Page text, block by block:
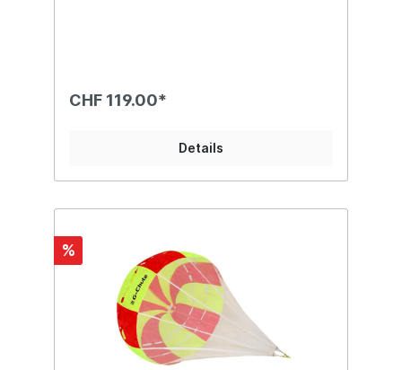
einem praktischen Reissverschluss auf der
ZIP Light ist perfekt auf die COMPANION
SQR Retterpalette abgestimmt.- 2
120 / Grösse L ideal für SQR 120 / 140 /
160- Gewicht: 118 g (Grösse M) / 120 g
(Grösse L)- leichtgängiger ADVANCE
Rettergriff- Klett zum Befestigen eines
kleinen Varios auf dem Top- nicht geeignet
für steuerbare Rettungssysteme
CHF 119.00*
Details
%